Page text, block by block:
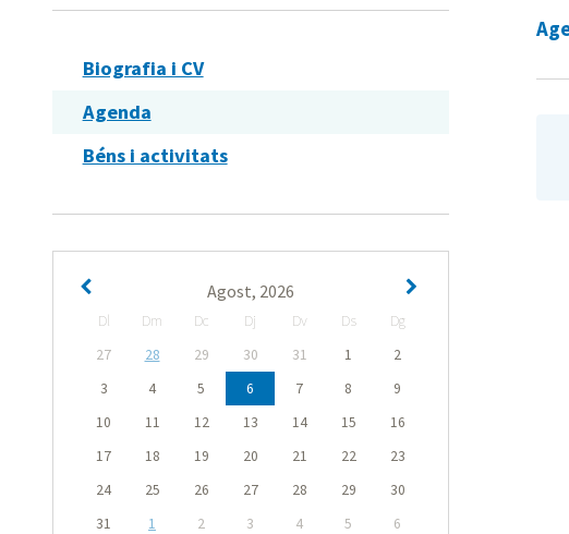
Biografia i CV
Agenda
Béns i activitats
Agost, 2026
Dl Dm Dc Dj Dv Ds
Dg
27
28 29 30 31 1
2
3
4 5 6 7 8
9
10
11 12 13 14 15
16
17
18 19 20 21 22
23
24
25 26 27 28 29
30
31
1 2 3 4 5 6